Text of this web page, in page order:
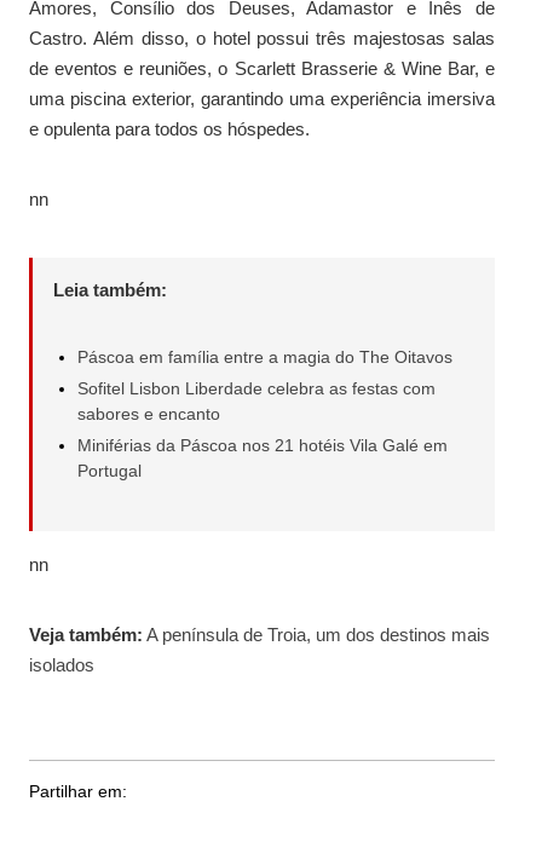
Amores, Consílio dos Deuses, Adamastor e Inês de
Castro. Além disso, o hotel possui três majestosas salas
de eventos e reuniões, o Scarlett Brasserie & Wine Bar, e
uma piscina exterior, garantindo uma experiência imersiva
e opulenta para todos os hóspedes.
nn
Leia também:
Páscoa em família entre a magia do The Oitavos
Sofitel Lisbon Liberdade celebra as festas com
sabores e encanto
Miniférias da Páscoa nos 21 hotéis Vila Galé em
Portugal
nn
Veja também: A península de Troia, um dos destinos mais
isolados
Partilhar em: